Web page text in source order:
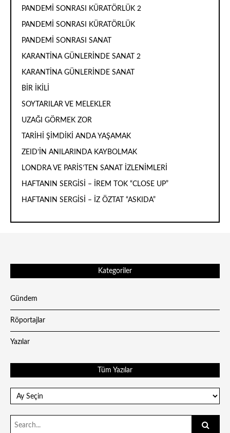
PANDEMİ SONRASI KÜRATÖRLÜK 2
PANDEMİ SONRASI KÜRATÖRLÜK
PANDEMİ SONRASI SANAT
KARANTİNA GÜNLERİNDE SANAT 2
KARANTİNA GÜNLERİNDE SANAT
BİR İKİLİ
SOYTARILAR VE MELEKLER
UZAĞI GÖRMEK ZOR
TARİHİ ŞİMDİKİ ANDA YAŞAMAK
ZEID’İN ANILARINDA KAYBOLMAK
LONDRA VE PARİS’TEN SANAT İZLENİMLERİ
HAFTANIN SERGİSİ – İREM TOK “CLOSE UP”
HAFTANIN SERGİSİ – İZ ÖZTAT “ASKIDA”
Kategoriler
Gündem
Röportajlar
Yazılar
Tüm Yazılar
Tüm
Yazılar
Search